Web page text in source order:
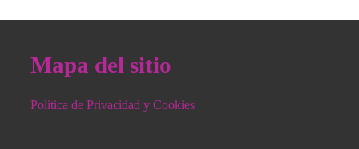
Mapa del sitio
Política de Privacidad y Cookies